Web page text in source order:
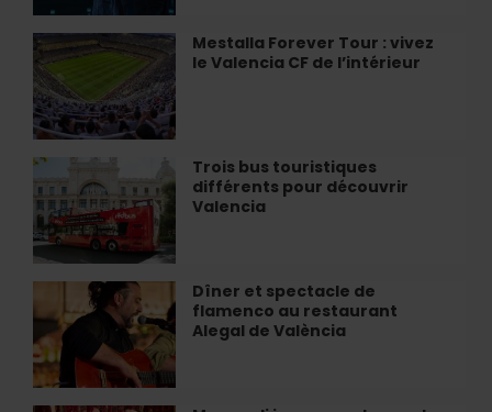
ne
pas
manquer
ce
printemps
à
Mestalla Forever Tour : vivez
le Valencia CF de l’intérieur
Mestalla
Forever
Tour
:
vivez
le
Valencia
CF
de
l’intérieur
Trois bus touristiques
différents pour découvrir
Valencia
Trois
bus
touristiques
différents
pour
découvrir
Valencia
Dîner et spectacle de
flamenco au restaurant
Alegal de València
et
spectacle
de
flamenco